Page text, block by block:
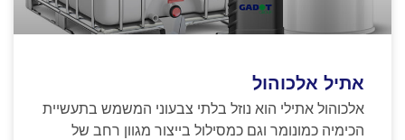
אתיל אלכוהול
אלכוהול אתילי הוא נוזל בלתי צבעוני המשמש בתעשיית
הכימיה כמונומר וגם כמסילול בייצור מגוון רחב של